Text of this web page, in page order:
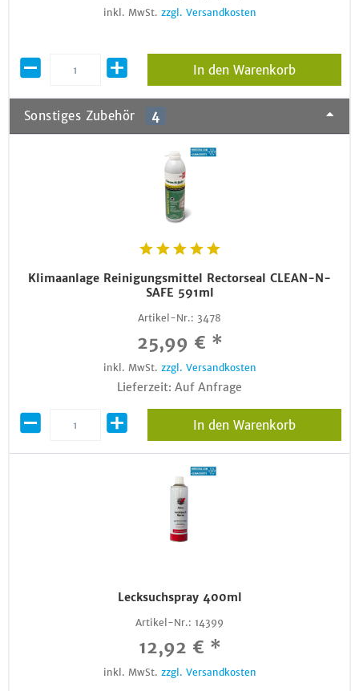
inkl. MwSt. zzgl. Versandkosten
In den Warenkorb
Sonstiges Zubehör 4
Klimaanlage Reinigungsmittel Rectorseal CLEAN-N-
SAFE 591ml
Artikel-Nr.: 3478
25,99 € *
inkl. MwSt. zzgl. Versandkosten
Lieferzeit: Auf Anfrage
In den Warenkorb
Lecksuchspray 400ml
Artikel-Nr.: 14399
12,92 € *
inkl. MwSt. zzgl. Versandkosten